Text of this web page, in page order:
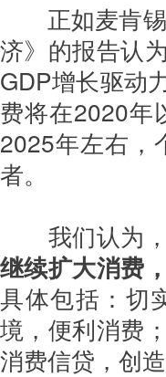
正如麦肯
济》的报告认
GDP增长驱动
费将在2020年
2025年左右，
者。
我们认为，
继续扩大消费
具体包括：切
境，便利消费
消费信贷，创